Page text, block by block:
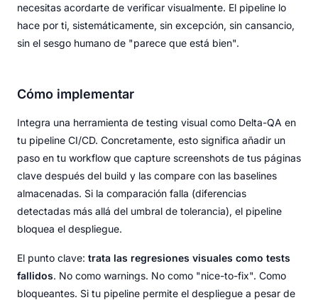
necesitas acordarte de verificar visualmente. El pipeline lo
hace por ti, sistemáticamente, sin excepción, sin cansancio,
sin el sesgo humano de "parece que está bien".
Cómo implementar
Integra una herramienta de testing visual como Delta-QA en
tu pipeline CI/CD. Concretamente, esto significa añadir un
paso en tu workflow que capture screenshots de tus páginas
clave después del build y las compare con las baselines
almacenadas. Si la comparación falla (diferencias
detectadas más allá del umbral de tolerancia), el pipeline
bloquea el despliegue.
El punto clave: trata las regresiones visuales como tests
fallidos. No como warnings. No como "nice-to-fix". Como
bloqueantes. Si tu pipeline permite el despliegue a pesar de